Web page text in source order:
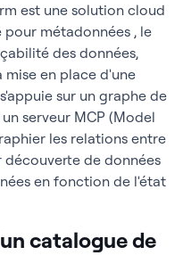
est une solution cloud
métadonnées , le
des données,
en place d'une
sur un graphe de
serveur MCP (Model
les relations entre
découverte de données
en fonction de l'état
catalogue de